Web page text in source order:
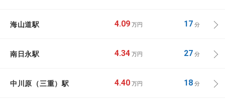
海山道駅 4.09 万円 17分
南日永駅 4.34 万円 27分
中川原（三重）駅 4.40 万円 18分